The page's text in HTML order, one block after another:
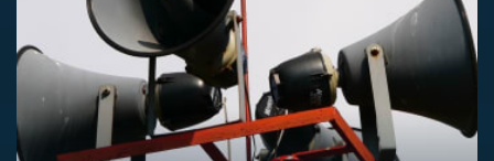
Témata
Pořady
TV Program